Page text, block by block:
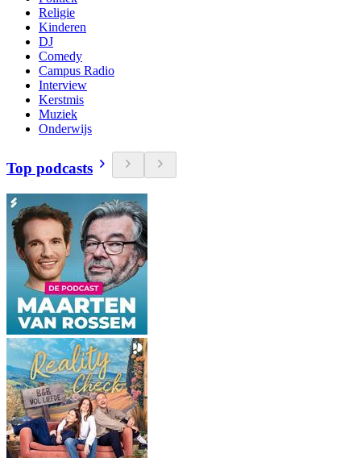
Religie
Kinderen
DJ
Comedy
Campus Radio
Interview
Kerstmis
Muziek
Onderwijs
Top podcasts